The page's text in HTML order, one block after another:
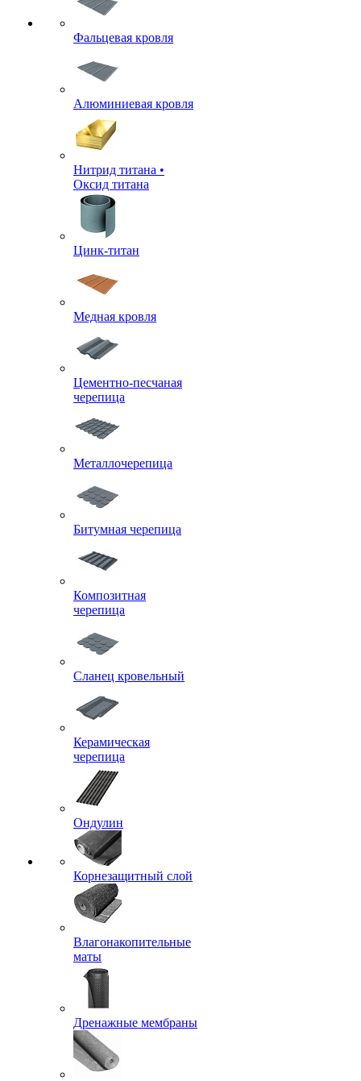
Фальцевая кровля
Алюминиевая кровля
Нитрид титана •
Оксид титана
Цинк-титан
Медная кровля
Цементно-песчаная
черепица
Металлочерепица
Битумная черепица
Композитная
черепица
Сланец кровельный
Керамическая
черепица
Ондулин
Корнезащитный слой
Влагонакопительные
маты
Дренажные мембраны